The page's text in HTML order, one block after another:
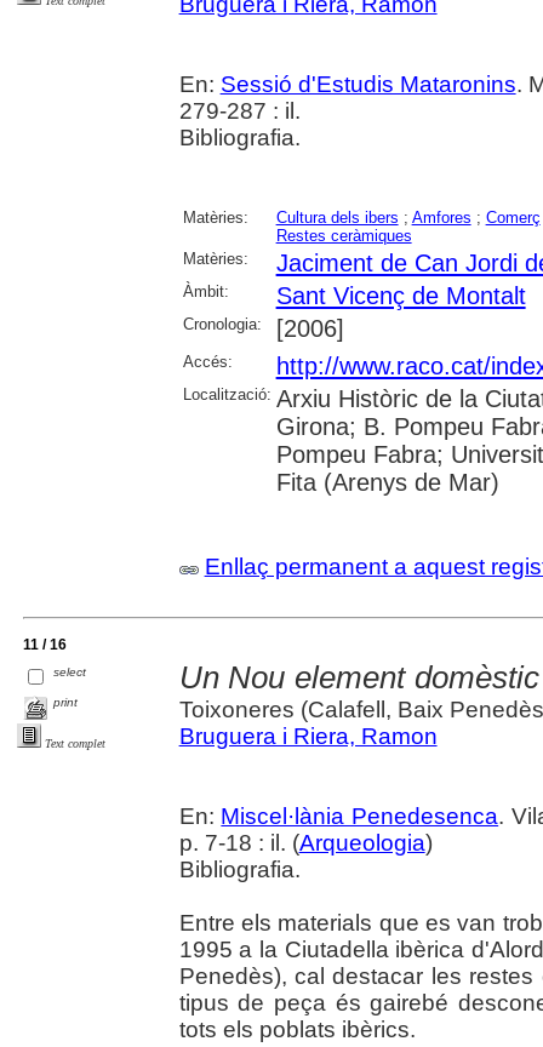
En: Sessió d'Estudis Mataronins.
279-287 : il.
Bibliografia.
Matèries: Cultura dels ibers ; Amfores ; Comerç
Restes ceràmiques
Matèries:
Jaciment de Can Jordi
Àmbit: Sant Vicenç de Montalt
Cronologia: [2006]
Accés: http://www.raco.cat/
Localització: Arxiu Històric de la
Girona; B. Pompeu
Pompeu Fabra;
Fita (Arenys de Mar)
Enllaç permanent a aquest
11 / 16
select
print
Text complet
Un Nou element domèstic
Toixoneres (Calafell, Baix
Bruguera i Riera, Ramon
En: Miscel·lània Penedesenca.
p. 7-18 : il. (Arqueologia)
Bibliografia.
Entre els materials que es van
1995 a la Ciutadella ibèrica
Penedès), cal destacar les
tipus de peça és gairebé
tots els poblats ibèrics.